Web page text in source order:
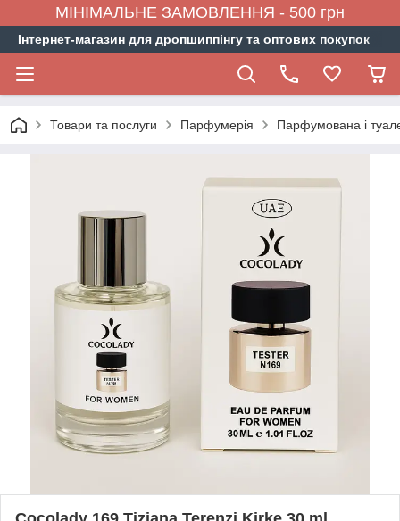
МІНІМАЛЬНЕ ЗАМОВЛЕННЯ - 500 грн
Інтернет-магазин для дропшиппінгу та оптових покупок
Товари та послуги Парфумерія Парфумована і